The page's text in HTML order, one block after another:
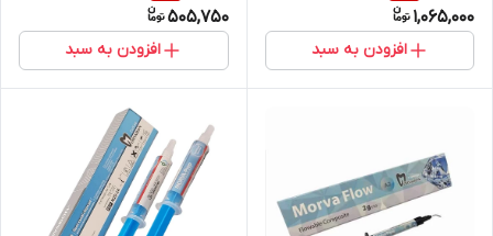
1,065,000
افزودن به سبد
505,750
افزودن به سبد